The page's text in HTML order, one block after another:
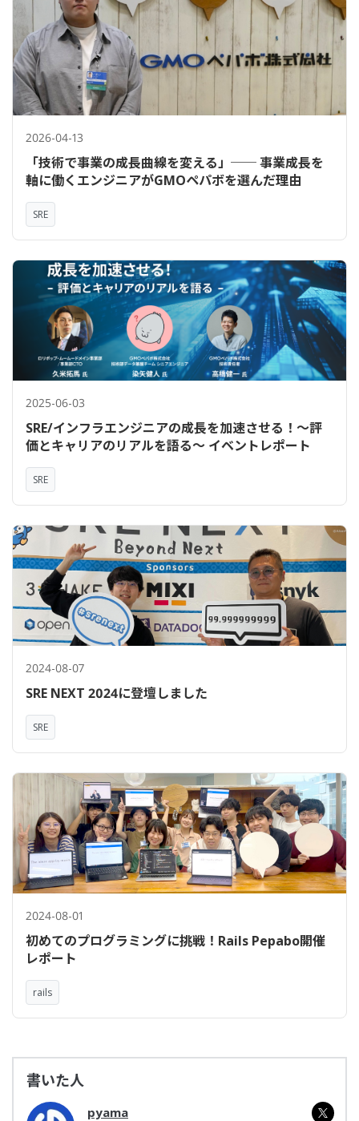
2026-04-13
「技術で事業の成長曲線を変える」── 事業成長を
軸に働くエンジニアがGMOペパボを選んだ理由
SRE
2025-06-03
SRE/インフラエンジニアの成長を加速させる！〜評
価とキャリアのリアルを語る〜 イベントレポート
SRE
2024-08-07
SRE NEXT 2024に登壇しました
SRE
2024-08-01
初めてのプログラミングに挑戦！Rails Pepabo開催
レポート
rails
書いた人
pyama